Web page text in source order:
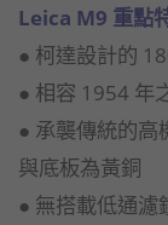
Leica M9 重點
● 柯達設計的
● 相容 1954 年
● 承襲傳統的高
與底板為黃銅
● 無搭載低通